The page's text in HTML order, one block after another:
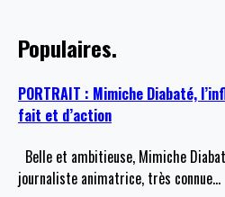
Populaires.
PORTRAIT : Mimiche Diabaté,
fait et d’action
Belle et ambitieuse, Mimiche
journaliste animatrice, très connue…